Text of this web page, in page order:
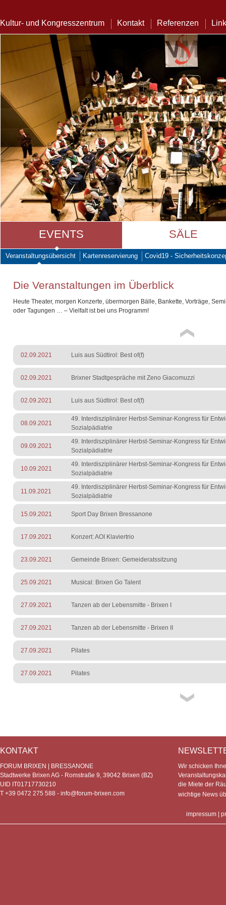
Kultur- und Kongresszentrum Kontakt Referenzen
EVENTS SÄLE
Veranstaltungsübersicht Kartenreservierung Covid19 -
Die Veranstaltungen im Überblick
Heute Theater, morgen Konzerte, übermorgen Bälle, Bankette, Vorträge,
oder Tagungen … – Vielfalt ist bei uns Programm!
02.09.2021 Luis aus Südtirol: Best of(f)
02.09.2021 Brixner Stadtgespräche mit Zeno Giacomuzzi
02.09.2021 Luis aus Südtirol: Best of(f)
08.09.2021
49. Interdisziplinärer Herbst-Seminar-Kongress für
Sozialpädiatrie
09.09.2021
49. Interdisziplinärer Herbst-Seminar-Kongress für
Sozialpädiatrie
10.09.2021
49. Interdisziplinärer Herbst-Seminar-Kongress für
Sozialpädiatrie
11.09.2021
49. Interdisziplinärer Herbst-Seminar-Kongress für
Sozialpädiatrie
15.09.2021 Sport Day Brixen Bressanone
17.09.2021 Konzert: AOI Klaviertrio
23.09.2021 Gemeinde Brixen: Gemeideratssitzung
25.09.2021 Musical: Brixen Go Talent
27.09.2021 Tanzen ab der Lebensmitte - Brixen I
27.09.2021 Tanzen ab der Lebensmitte - Brixen II
27.09.2021 Pilates
27.09.2021 Pilates
KONTAKT
FORUM BRIXEN | BRESSANONE
Stadtwerke Brixen AG - Romstraße 9, 39042 Brixen (BZ)
UID IT01717730210
T +39 0472 275 588 - info@forum-brixen.com
Wir schicken
die Miete der
wichtige News
impressum